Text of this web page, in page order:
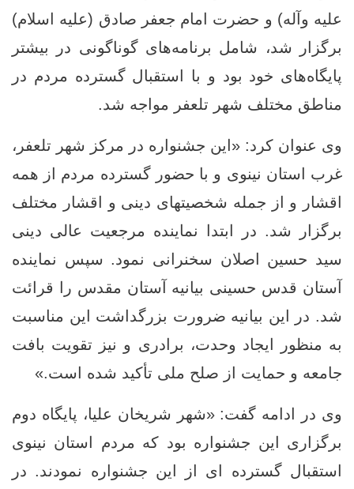
علیه وآله) و حضرت امام جعفر صادق (علیه اسلام)
برگزار شد، شامل برنامه‌های گوناگونی در بیشتر
پایگاه‌های خود بود و با استقبال گسترده‌ مردم در
مناطق مختلف شهر تلعفر مواجه شد.
وی عنوان کرد: «این جشنواره در مرکز شهر تلعفر،
غرب استان نینوی و با حضور گسترده مردم از همه
اقشار و از جمله شخصیتهای دینی و اقشار مختلف
برگزار شد. در ابتدا نماینده مرجعیت عالی دینی
سید حسین اصلان سخنرانی نمود. سپس نماینده
آستان قدس حسینی بیانیه آستان مقدس را قرائت
شد. در این بیانیه ضرورت بزرگداشت این مناسبت
به منظور ایجاد وحدت، برادری و نیز تقویت بافت
جامعه و حمایت از صلح ملی تأکید شده است.»
وی در ادامه گفت: «شهر شریخان علیا، پایگاه دوم
برگزاری این جشنواره بود که مردم استان نینوی
استقبال گسترده‌ ای از این جشنواره نمودند. در